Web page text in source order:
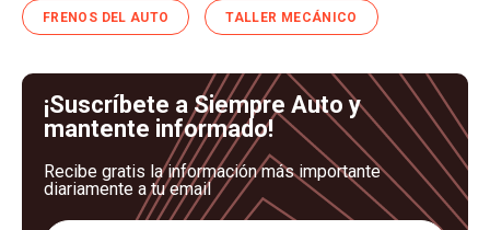
FRENOS DEL AUTO TALLER MECÁNICO
¡Suscríbete a Siempre Auto y
mantente informado!
Recibe gratis la información más importante
diariamente a tu email